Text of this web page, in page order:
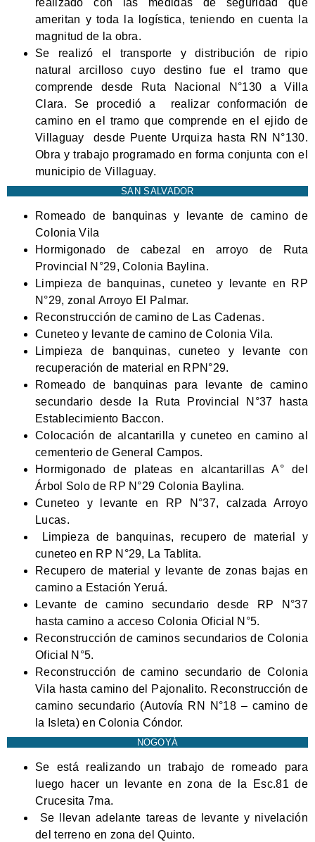
realizado con las medidas de seguridad que
ameritan y toda la logística, teniendo en cuenta la
magnitud de la obra.
Se realizó el transporte y distribución de ripio
natural arcilloso cuyo destino fue el tramo que
comprende desde Ruta Nacional N°130 a Villa
Clara. Se procedió a realizar conformación de
camino en el tramo que comprende en el ejido de
Villaguay desde Puente Urquiza hasta RN N°130.
Obra y trabajo programado en forma conjunta con el
municipio de Villaguay.
SAN SALVADOR
Romeado de banquinas y levante de camino de
Colonia Vila
Hormigonado de cabezal en arroyo de Ruta
Provincial N°29, Colonia Baylina.
Limpieza de banquinas, cuneteo y levante en RP
N°29, zonal Arroyo El Palmar.
Reconstrucción de camino de Las Cadenas.
Cuneteo y levante de camino de Colonia Vila.
Limpieza de banquinas, cuneteo y levante con
recuperación de material en RPN°29.
Romeado de banquinas para levante de camino
secundario desde la Ruta Provincial N°37 hasta
Establecimiento Baccon.
Colocación de alcantarilla y cuneteo en camino al
cementerio de General Campos.
Hormigonado de plateas en alcantarillas A° del
Árbol Solo de RP N°29 Colonia Baylina.
Cuneteo y levante en RP N°37, calzada Arroyo
Lucas.
Limpieza de banquinas, recupero de material y
cuneteo en RP N°29, La Tablita.
Recupero de material y levante de zonas bajas en
camino a Estación Yeruá.
Levante de camino secundario desde RP N°37
hasta camino a acceso Colonia Oficial N°5.
Reconstrucción de caminos secundarios de Colonia
Oficial N°5.
Reconstrucción de camino secundario de Colonia
Vila hasta camino del Pajonalito. Reconstrucción de
camino secundario (Autovía RN N°18 – camino de
la Isleta) en Colonia Cóndor.
NOGOYÁ
Se está realizando un trabajo de romeado para
luego hacer un levante en zona de la Esc.81 de
Crucesita 7ma.
Se llevan adelante tareas de levante y nivelación
del terreno en zona del Quinto.